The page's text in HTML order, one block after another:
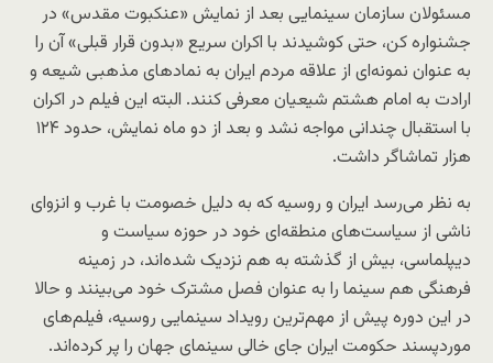
مسئولان سازمان سینمایی بعد از نمایش «عنکبوت مقدس» در
جشنواره کن، حتی کوشیدند با اکران سریع «بدون قرار قبلی» آن را
به عنوان نمونه‌ای از علاقه مردم ایران به نمادهای مذهبی شیعه و
ارادت به امام هشتم شیعیان معرفی کنند. البته این فیلم در اکران
با استقبال چندانی مواجه نشد و بعد از دو ماه نمایش، حدود ۱۲۴
هزار تماشاگر داشت.
به نظر می‌رسد ایران و روسیه که به دلیل خصومت با غرب و انزوای
ناشی از سیاست‌های منطقه‌ای خود در حوزه سیاست و
دیپلماسی، بیش از گذشته به هم نزدیک شده‌اند، در زمینه
فرهنگی هم سینما را به عنوان فصل مشترک خود می‌بینند و حالا
در این دوره پیش از مهم‌ترین رویداد سینمایی روسیه، فیلم‌های
موردپسند حکومت ایران جای خالی سینمای جهان را پر کرده‌اند.